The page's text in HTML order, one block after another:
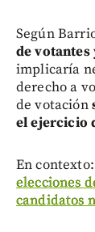
Según
de
implicaría
derecho a
de votación
el ejercicio
En contexto:
elecciones
candidatos